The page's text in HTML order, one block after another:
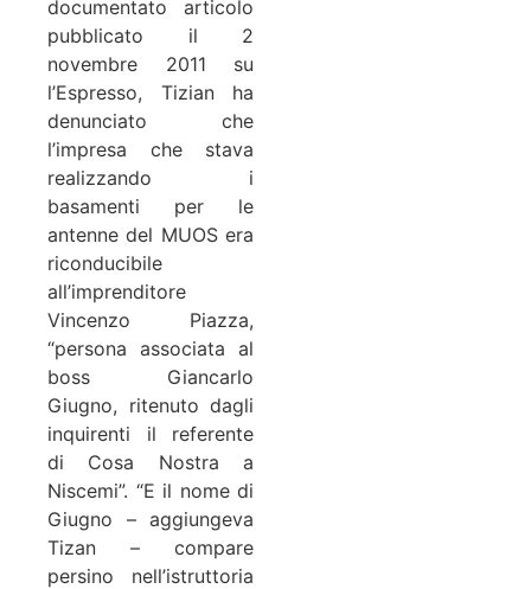
documentato articolo
pubblicato il 2
novembre 2011 su
l’Espresso, Tizian ha
denunciato che
l’impresa che stava
realizzando i
basamenti per le
antenne del MUOS era
riconducibile
all’imprenditore
Vincenzo Piazza,
“persona associata al
boss Giancarlo
Giugno, ritenuto dagli
inquirenti il referente
di Cosa Nostra a
Niscemi”. “E il nome di
Giugno – aggiungeva
Tizan – compare
persino nell’istruttoria